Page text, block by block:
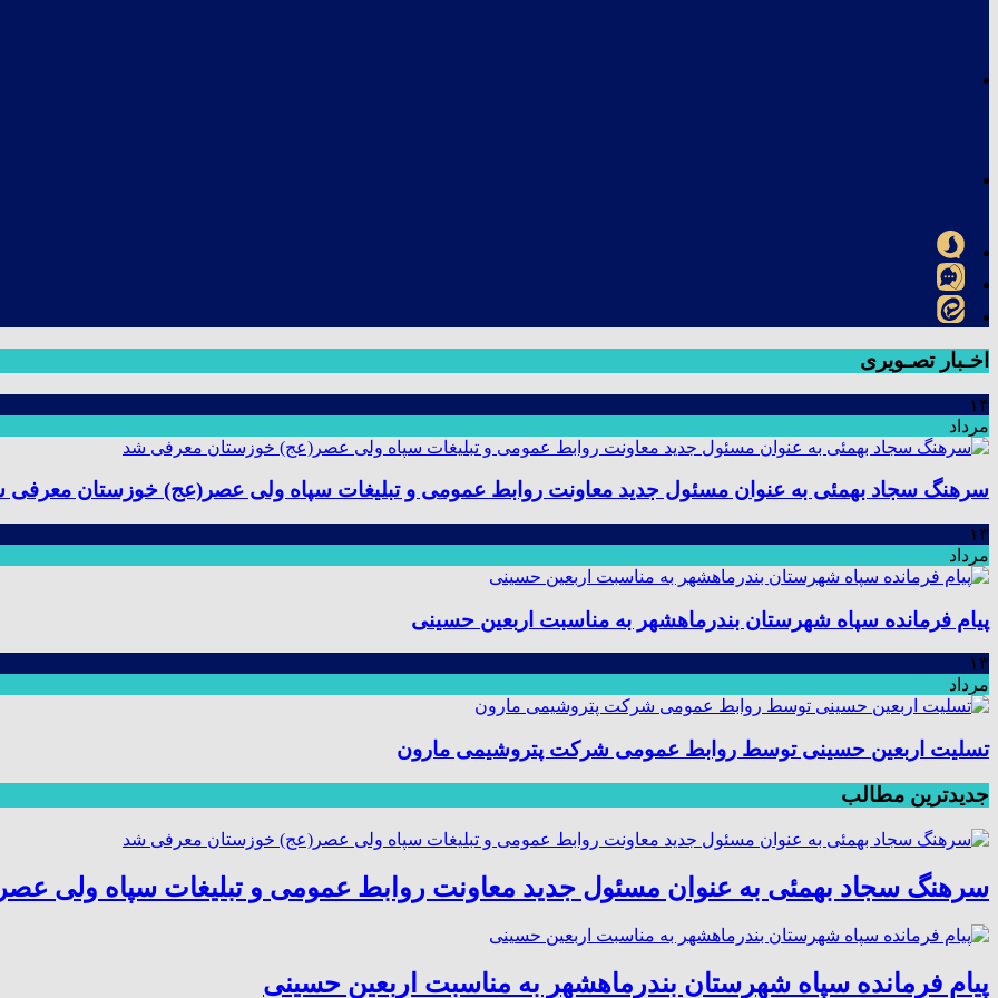
اخـبار تصـویری
۱۴
مرداد
سرهنگ سجاد بهمئی به عنوان مسئول جدید معاونت روابط عمومی و تبلیغات سپاه ولی عصر(عج) خوزستان معرفی
۱۳
مرداد
پیام فرمانده سپاه شهرستان بندرماهشهر به مناسبت اربعین حسینی
۱۳
مرداد
تسلیت اربعین حسینی توسط روابط عمومی شرکت پتروشیمی مارون
جدیدترین مطالب
سرهنگ سجاد بهمئی به عنوان مسئول جدید معاونت روابط عمومی و تبلیغات سپاه ولی
پیام فرمانده سپاه شهرستان بندرماهشهر به مناسبت اربعین حسینی